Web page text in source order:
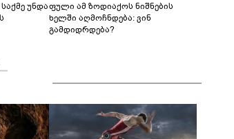
უნდაფული ამ ზოდიაქოს ნიშნების
ხელში აღმოჩნდება: ვინ
გამდიდრდება?